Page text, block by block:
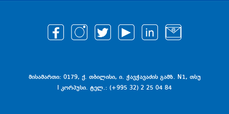
მისამართი: 0179, ქ. თბილისი, ი. ჭავჭავაძის გამზ. N1, თსუ
I კორპუსი. ტელ.: (+995 32) 2 25 04 84